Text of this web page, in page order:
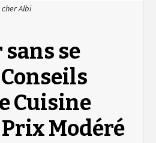
Albi
se
Cuisine
Modéré